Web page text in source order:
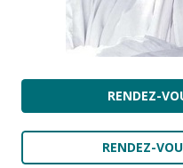
RENDEZ-
RENDEZ-